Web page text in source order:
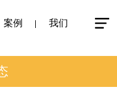
案例 我们